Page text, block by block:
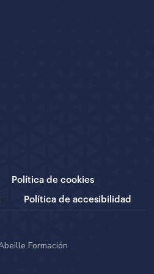
Política de cookies
Política de accesibilidad
Formación